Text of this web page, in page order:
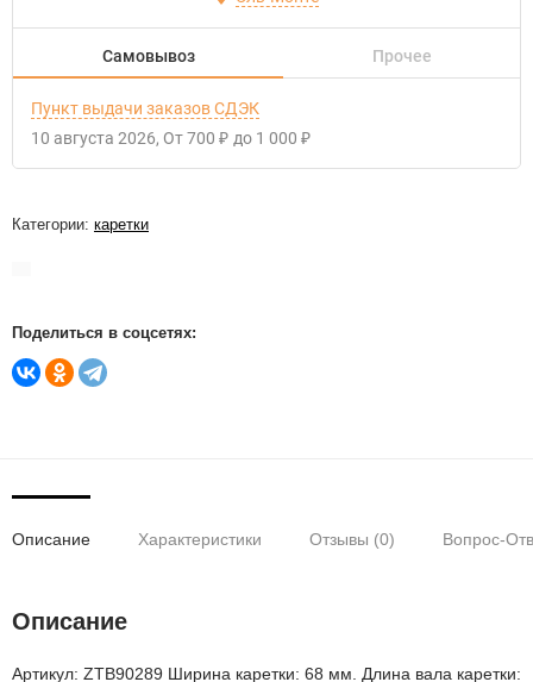
Самовывоз Прочее
Пункт выдачи заказов СДЭК
10 августа 2026 От 700 ₽ до 1 000 ₽
Категории: каретки
Поделиться в соцсетях:
Описание Характеристики Отзывы (0) Вопрос-
Описание
Артикул: ZTB90289 Ширина каретки: 68 мм. Длина вала каретки: